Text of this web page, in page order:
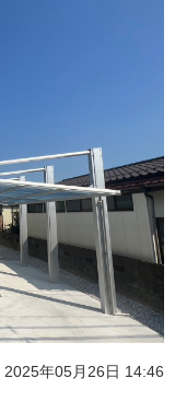
2025年05月26日 14:46